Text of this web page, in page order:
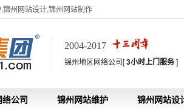
州网站设计,锦州网站制作
2004-2017
锦州地区网络公司[3小时上门服务]
公司 锦州网站维护 锦州网站设